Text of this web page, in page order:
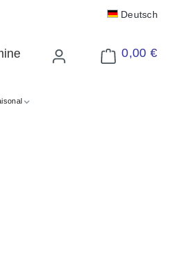
Deutsch
0,00 €
Warenkorb enthält